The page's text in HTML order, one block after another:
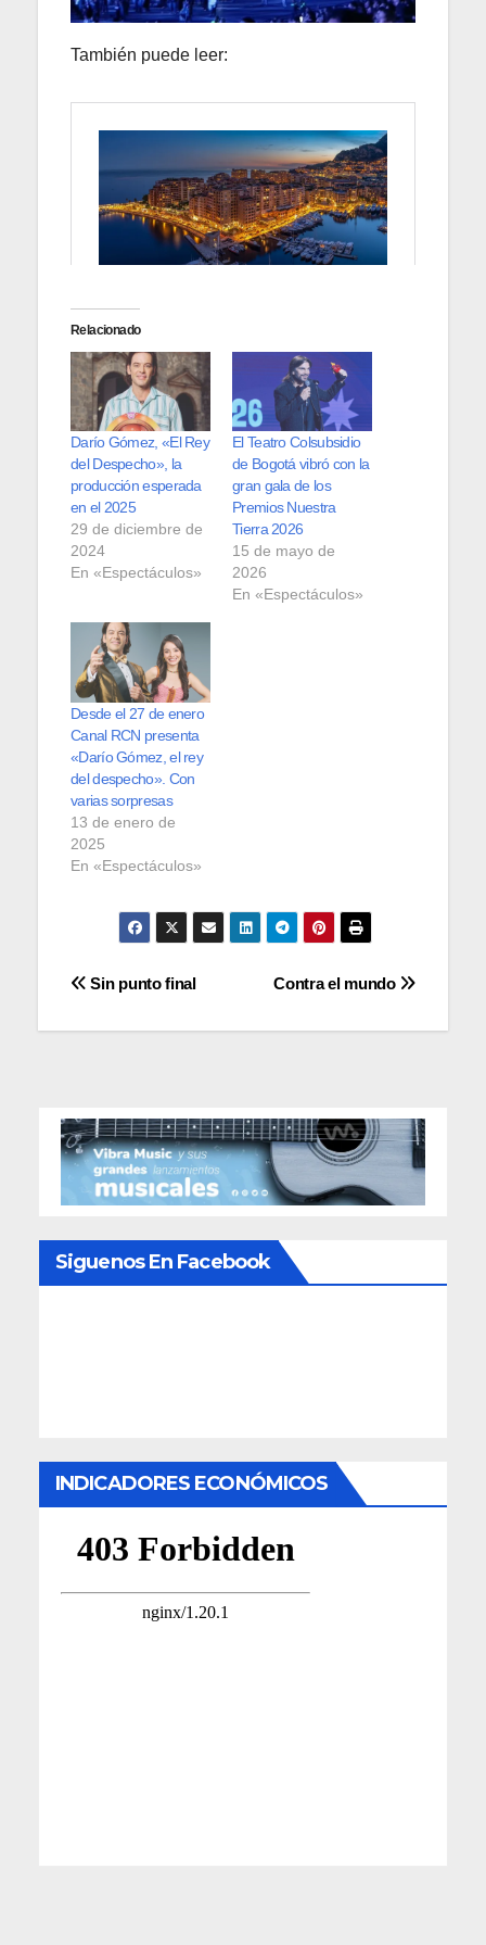
También puede leer:
Relacionado
Darío Gómez, «El Rey
del Despecho», la
producción esperada
en el 2025
29 de diciembre de
2024
En «Espectáculos»
El Teatro Colsubsidio
de Bogotá vibró con la
gran gala de los
Premios Nuestra
Tierra 2026
15 de mayo de
2026
En «Espectáculos»
Desde el 27 de enero
Canal RCN presenta
«Darío Gómez, el rey
del despecho». Con
varias sorpresas
13 de enero de
2025
En «Espectáculos»
Navegación
de
Contra el mundo
Sin punto final
Siguenos En Facebook
INDICADORES ECONÓMICOS